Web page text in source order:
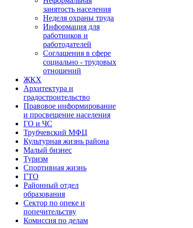
занятость населения
Неделя охраны труда
Информация для
работников и
работодателей
Соглашения в сфере
социально - трудовых
отношений
ЖКХ
Архитектура и
градостроительство
Правовое информирование
и просвещение населения
ГО и ЧС
Трубчевский МФЦ
Культурная жизнь района
Малый бизнес
Туризм
Спортивная жизнь
ГТО
Районный отдел
образования
Сектор по опеке и
попечительству
Комиссия по делам